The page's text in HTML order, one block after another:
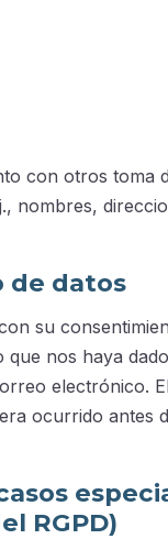
con otros toma
nombres,
de datos
su
nos haya
electrónico.
ocurrido antes
RGPD)